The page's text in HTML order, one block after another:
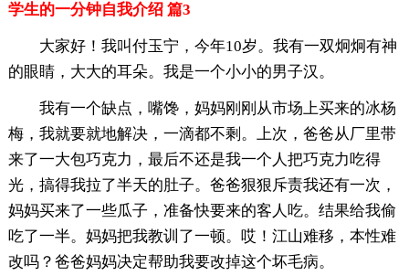
学生的一分钟自我介绍 篇3
大家好！我叫付玉宁，今年10岁。我有一双炯炯有神
的眼睛，大大的耳朵。我是一个小小的男子汉。
我有一个缺点，嘴馋，妈妈刚刚从市场上买来的冰杨
梅，我就要就地解决，一滴都不剩。上次，爸爸从厂里带
来了一大包巧克力，最后不还是我一个人把巧克力吃得
光，搞得我拉了半天的肚子。爸爸狠狠斥责我还有一次，
妈妈买来了一些瓜子，准备快要来的客人吃。结果给我偷
吃了一半。妈妈把我教训了一顿。哎！江山难移，本性难
改吗？爸爸妈妈决定帮助我要改掉这个坏毛病。